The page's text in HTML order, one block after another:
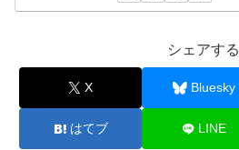
シェアする
X Bluesky
はてブ LINE